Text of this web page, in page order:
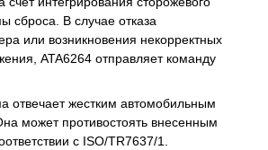
сброса. В случае отказа
или возникновения некорректных
ATA6264 отправляет команду
отвечает жестким автомобильным
может противостоять внесенным
с ISO/TR7637/1.